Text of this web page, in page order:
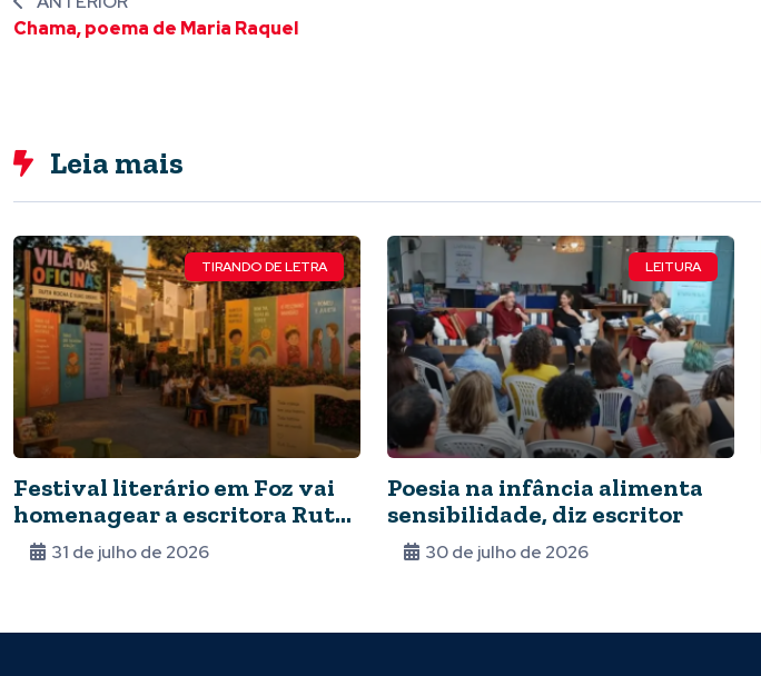
Chama, poema de Maria Raquel
Leia mais
TIRANDO DE LETRA
Festival literário em Foz vai
homenagear a escritora Ruth
Rocha
31 de julho de 2026
LEITURA
Poesia na infância alimenta
sensibilidade, diz escritor
30 de julho de 2026